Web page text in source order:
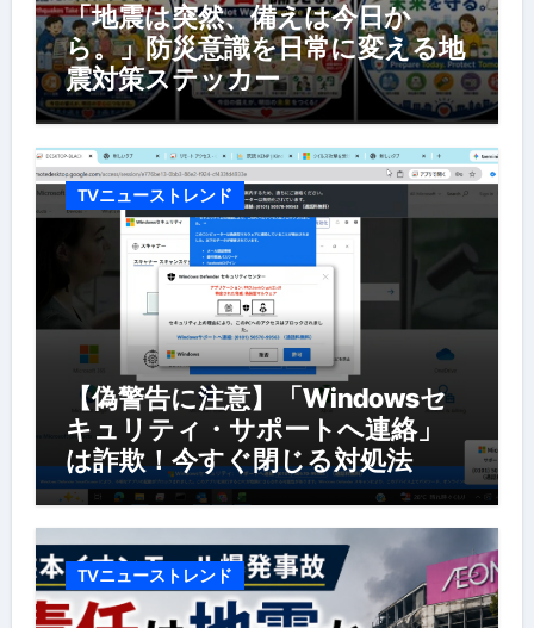
「地震は突然、備えは今日か
ら。」防災意識を日常に変える地
震対策ステッカー
TVニューストレンド
【偽警告に注意】「Windowsセ
キュリティ・サポートへ連絡」
は詐欺！今すぐ閉じる対処法
TVニューストレンド